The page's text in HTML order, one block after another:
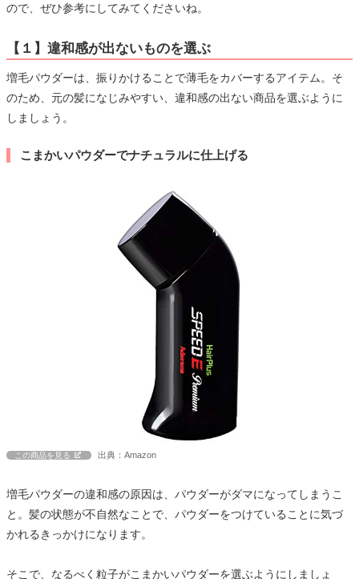
ので、ぜひ参考にしてみてくださいね。
【１】違和感が出ないものを選ぶ
増毛パウダーは、振りかけることで薄毛をカバーするアイテム。そ
のため、元の髪になじみやすい、違和感の出ない商品を選ぶように
しましょう。
こまかいパウダーでナチュラルに仕上げる
この商品を見る 出典：Amazon
増毛パウダーの違和感の原因は、パウダーがダマになってしまうこ
と。髪の状態が不自然なことで、パウダーをつけていることに気づ
かれるきっかけになります。
そこで、なるべく粒子がこまかいパウダーを選ぶようにしましょ